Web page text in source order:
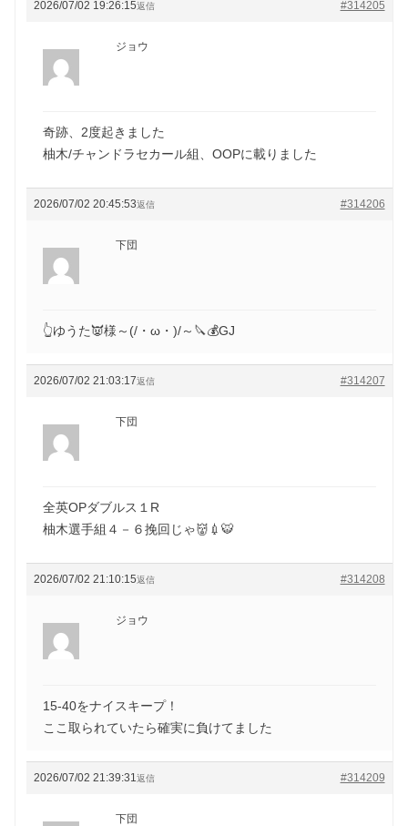
2026/07/02 19:26:15 #314205
返信
ジョウ
奇跡、2度起きました
柚木/チャンドラセカール組、OOPに載りました
2026/07/02 20:45:53 #314206
返信
下団
👆ゆうた👿様～(/・ω・)/～🔪💰GJ
2026/07/02 21:03:17 #314207
返信
下団
全英OPダブルス１R
柚木選手組４－６挽回じゃ👹💉🐯
2026/07/02 21:10:15 #314208
返信
ジョウ
15-40をナイスキープ！
ここ取られていたら確実に負けてました
2026/07/02 21:39:31 #314209
返信
下団